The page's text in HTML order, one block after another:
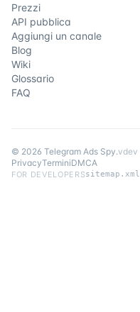
Prezzi
API pubblica
Aggiungi un canale
Blog
Wiki
Glossario
FAQ
© 2026 Telegram Ads Spy.vdev
PrivacyTerminiDMCA
FOR DEVELOPERSsitemap.xml